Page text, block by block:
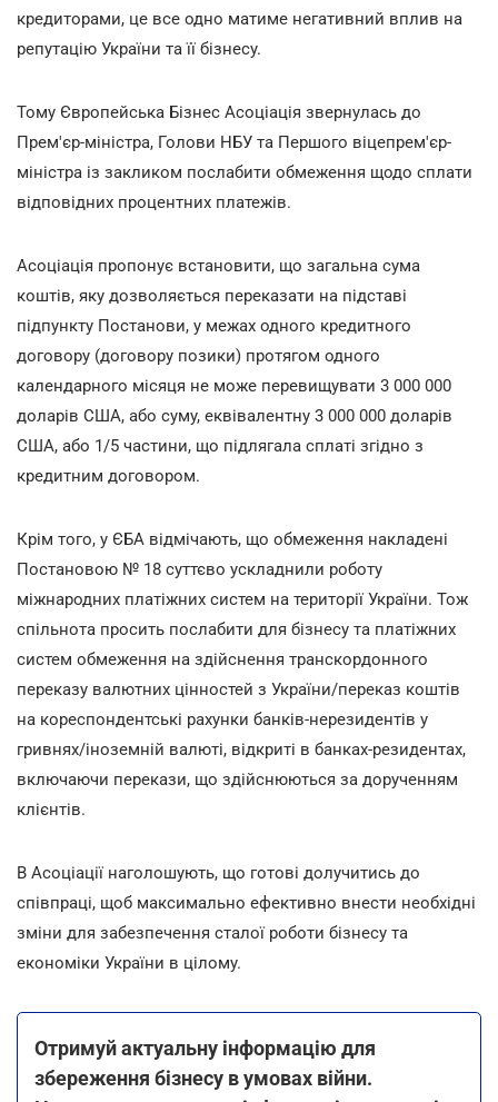
кредиторами, це все одно матиме негативний вплив на
репутацiю України та її бiзнесу.
Тому Європейська Бізнес Асоціація звернулась до
Прем'єр-міністра, Голови НБУ та Першого віцепрем'єр-
міністра із закликом послабити обмеження щодо сплати
відповідних процентних платежів.
Асоціація пропонує встановити, що загальна сума
коштів, яку дозволяється переказати на підставі
підпункту Постанови, у межах одного кредитного
договору (договору позики) протягом одного
календарного місяця не може перевищувати 3 000 000
доларів США, або суму, еквівалентну 3 000 000 доларів
США, або 1/5 частини, що підлягала сплаті згідно з
кредитним договором.
Крім того, у ЄБА відмічають, що обмеження накладені
Постановою № 18 суттєво ускладнили роботу
міжнародних платіжних систем на території України. Тож
спільнота просить послабити для бізнесу та платіжних
систем обмеження на здійснення транскордонного
переказу валютних цінностей з України/переказ коштів
на кореспондентські рахунки банків-нерезидентів у
гривнях/іноземній валюті, відкриті в банках-резидентах,
включаючи перекази, що здійснюються за дорученням
клієнтів.
В Асоціації наголошують, що готові долучитись до
співпраці, щоб максимально ефективно внести необхідні
зміни для забезпечення сталої роботи бізнесу та
економіки України в цілому.
Отримуй актуальну інформацію для
збереження бізнесу в умовах війни.